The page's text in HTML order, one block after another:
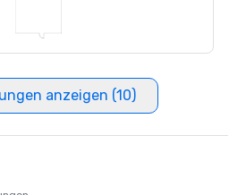
anzeigen (10)